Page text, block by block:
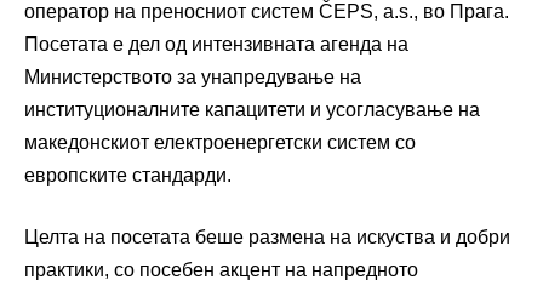
оператор на преносниот систем ČEPS, a.s., во Прага.
Посетата е дел од интензивната агенда на
Министерството за унапредување на
институционалните капацитети и усогласување на
македонскиот електроенергетски систем со
европските стандарди.
Целта на посетата беше размена на искуства и добри
практики, со посебен акцент на напредното